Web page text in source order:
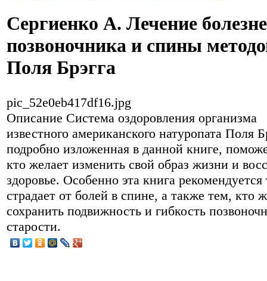
Сергиенко А. Лечение
позвоночника и спины
Поля Брэгга
pic_52e0eb417df16.jpg
Описание Система оздоровления организма
известного американского натуропата Поля
подробно изложенная в данной книге,
кто желает изменить свой образ жизни и
здоровье. Особенно эта книга
страдает от болей в спине, а также тем, кто
сохранить подвижность и гибкость
старости.